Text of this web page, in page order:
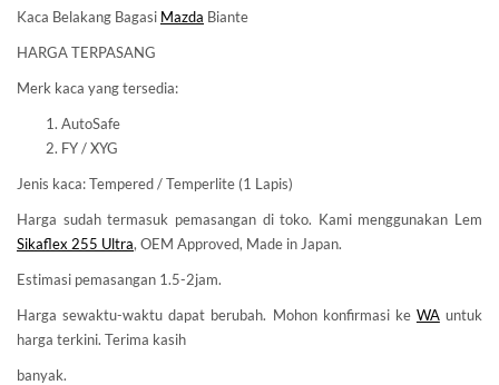
Kaca Belakang Bagasi Mazda Biante
HARGA TERPASANG
Merk kaca yang tersedia:
AutoSafe
FY / XYG
Jenis kaca: Tempered / Temperlite (1 Lapis)
Harga sudah termasuk pemasangan di toko. Kami menggunakan Lem
Sikaflex 255 Ultra, OEM Approved, Made in Japan.
Estimasi pemasangan 1.5-2jam.
Harga sewaktu-waktu dapat berubah. Mohon konfirmasi ke WAuntuk
harga terkini. Terima kasih
banyak.